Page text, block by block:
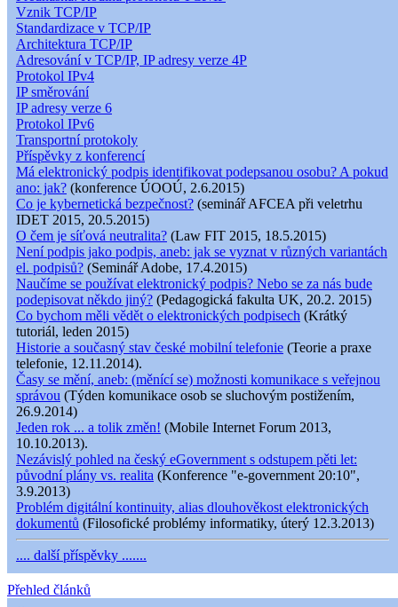
Vznik TCP/IP
Standardizace v TCP/IP
Architektura TCP/IP
Adresování v TCP/IP, IP adresy verze 4P
Protokol IPv4
IP směrování
IP adresy verze 6
Protokol IPv6
Transportní protokoly
Příspěvky z konferencí
Má elektronický podpis identifikovat podepsanou osobu? A pokud
ano: jak? (konference ÚOOÚ, 2.6.2015)
Co je kybernetická bezpečnost? (seminář AFCEA při veletrhu
IDET 2015, 20.5.2015)
O čem je síťová neutralita? (Law FIT 2015, 18.5.2015)
Není podpis jako podpis, aneb: jak se vyznat v různých variantách
el. podpisů? (Seminář Adobe, 17.4.2015)
Naučíme se používat elektronický podpis? Nebo se za nás bude
podepisovat někdo jiný? (Pedagogická fakulta UK, 20.2. 2015)
Co bychom měli vědět o elektronických podpisech (Krátký
tutoriál, leden 2015)
Historie a současný stav české mobilní telefonie (Teorie a praxe
telefonie, 12.11.2014).
Časy se mění, aneb: (měnící se) možnosti komunikace s veřejnou
správou (Týden komunikace osob se sluchovým postižením,
26.9.2014)
Jeden rok ... a tolik změn! (Mobile Internet Forum 2013,
10.10.2013).
Nezávislý pohled na český eGovernment s odstupem pěti let:
původní plány vs. realita (Konference "e-government 20:10",
3.9.2013)
Problém digitální kontinuity, alias dlouhověkost elektronických
dokumentů (Filosofické problémy informatiky, úterý 12.3.2013)
.... další příspěvky .......
Přehled článků